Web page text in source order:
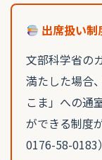
出席扱い制
文部科学省の
満たした場合
こま」への通
ができる制度
0176-58-0183